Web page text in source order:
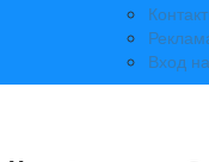
Вход